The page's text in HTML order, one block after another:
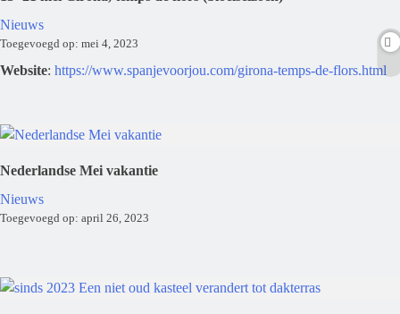
Nieuws
Toegevoegd op: mei 4, 2023
Website: https://www.spanjevoorjou.com/girona-temps-de-flors.html
Nederlandse Mei vakantie
Nieuws
Toegevoegd op: april 26, 2023